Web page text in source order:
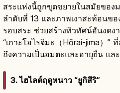
สระแห่งนี้ถูกขุดขยายในสมัยของม
ลำดับที่ 13 และภาพเงาสะท้อนข
รอบสระ ช่วยสร้างทิวทัศน์อันงดง
“เกาะโฮไรจิมะ（Hōrai-jima）”
ถึงความเป็นอมตะและอายุยืน แล
3. ไฮไลต์ฤดูหนาว “ยูกิสึริ”